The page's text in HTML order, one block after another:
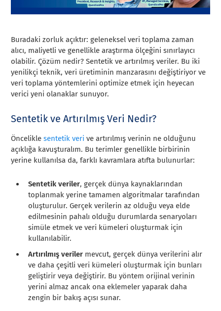
Buradaki zorluk açıktır: geleneksel veri toplama zaman
alıcı, maliyetli ve genellikle araştırma ölçeğini sınırlayıcı
olabilir. Çözüm nedir? Sentetik ve artırılmış veriler. Bu iki
yenilikçi teknik, veri üretiminin manzarasını değiştiriyor ve
veri toplama yöntemlerini optimize etmek için heyecan
verici yeni olanaklar sunuyor.
Sentetik ve Artırılmış Veri Nedir?
Önceliklesentetik veri ve artırılmış verinin ne olduğunu
açıklığa kavuşturalım. Bu terimler genellikle birbirinin
yerine kullanılsa da, farklı kavramlara atıfta bulunurlar:
Sentetik veriler, gerçek dünya kaynaklarından
toplanmak yerine tamamen algoritmalar tarafından
oluşturulur. Gerçek verilerin az olduğu veya elde
edilmesinin pahalı olduğu durumlarda senaryoları
simüle etmek ve veri kümeleri oluşturmak için
kullanılabilir.
Artırılmış veriler mevcut, gerçek dünya verilerini alır
ve daha çeşitli veri kümeleri oluşturmak için bunları
geliştirir veya değiştirir. Bu yöntem orijinal verinin
yerini almaz ancak ona eklemeler yaparak daha
zengin bir bakış açısı sunar.